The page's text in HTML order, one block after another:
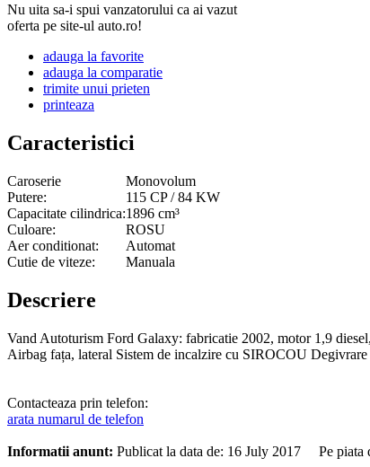
Nu uita sa-i spui vanzatorului ca ai vazut
oferta pe site-ul auto.ro!
adauga la favorite
adauga la comparatie
trimite unui prieten
printeaza
Caracteristici
Caroserie
Monovolum
Putere:
115 CP / 84 KW
Capacitate cilindrica:1896 cm³
Culoare:
ROSU
Aer conditionat:
Automat
Cutie de viteze:
Manuala
Descriere
Vand Autoturism Ford Galaxy: fabricatie 2002, motor 1,9
Airbag fața, lateral Sistem de incalzire cu SIROCOU
Contacteaza prin telefon:
arata numarul de telefon
Informatii anunt: Publicat la data de: 16 July 2017 Pe